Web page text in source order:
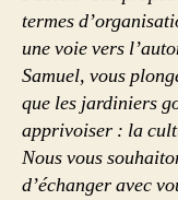
termes
une voie vers
Samuel, vous
que les jardiniers
apprivoiser : la
Nous vous
d’échanger avec